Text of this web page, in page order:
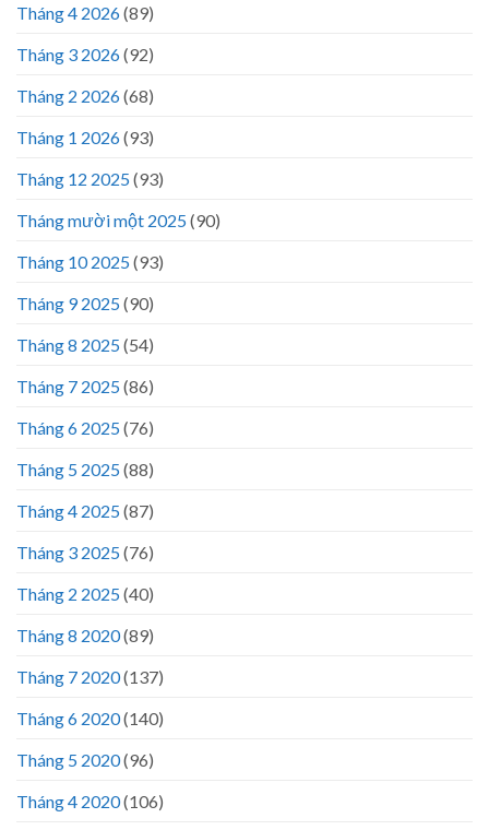
Tháng 4 2026(89)
Tháng 3 2026(92)
Tháng 2 2026(68)
Tháng 1 2026(93)
Tháng 12 2025(93)
Tháng mười một 2025(90)
Tháng 10 2025(93)
Tháng 9 2025(90)
Tháng 8 2025(54)
Tháng 7 2025(86)
Tháng 6 2025(76)
Tháng 5 2025(88)
Tháng 4 2025(87)
Tháng 3 2025(76)
Tháng 2 2025(40)
Tháng 8 2020(89)
Tháng 7 2020(137)
Tháng 6 2020(140)
Tháng 5 2020(96)
Tháng 4 2020(106)